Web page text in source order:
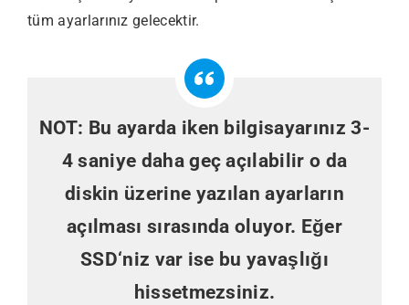
tüm ayarlarınız gelecektir.
NOT: Bu ayarda iken bilgisayarınız 3-
4 saniye daha geç açılabilir o da
diskin üzerine yazılan ayarların
açılması sırasında oluyor. Eğer
SSD‘niz var ise bu yavaşlığı
hissetmezsiniz.